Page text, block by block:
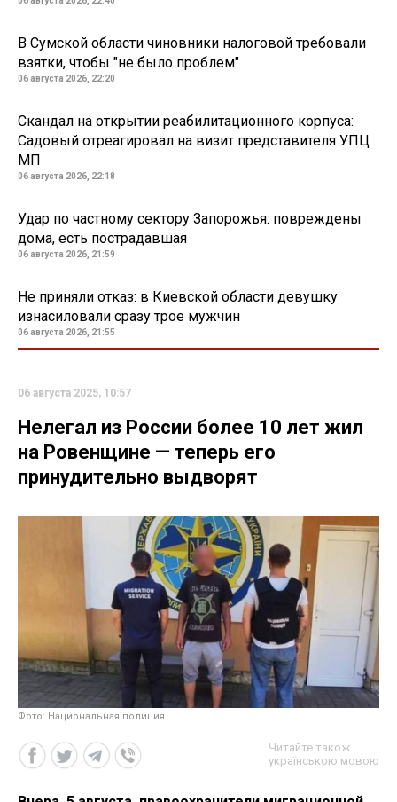
В Сумской области чиновники налоговой требовали
взятки, чтобы "не было проблем"
06 августа 2026, 22:20
Скандал на открытии реабилитационного корпуса:
Садовый отреагировал на визит представителя УПЦ
МП
06 августа 2026, 22:18
Удар по частному сектору Запорожья: повреждены
дома, есть пострадавшая
06 августа 2026, 21:59
Не приняли отказ: в Киевской области девушку
изнасиловали сразу трое мужчин
06 августа 2026, 21:55
06 августа 2025, 10:57
Нелегал из России более 10 лет жил
на Ровенщине — теперь его
принудительно выдворят
Фото: Национальная полиция
Читайте також
українською мовою